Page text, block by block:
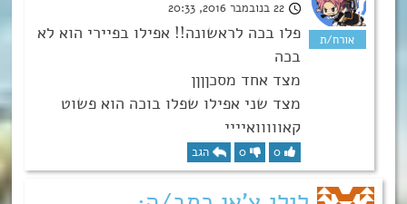
22 בנובמבר 2016, 20:33
פלו בכה לראשונה!! אפילו בפיירי הוא לא
בכה
מצד אחד מסכןןןן
מצד שני אפילו שפלו בוכה הוא פשוט
קאווווואיייי
0
0 הגב